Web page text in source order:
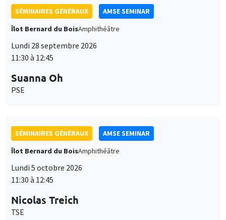
SÉMINAIRES GÉNÉRAUX
AMSE SEMINAR
Îlot Bernard du BoisAmphithéâtre
Lundi 28 septembre 2026
11:30 à 12:45
Suanna Oh
PSE
SÉMINAIRES GÉNÉRAUX
AMSE SEMINAR
Îlot Bernard du BoisAmphithéâtre
Lundi 5 octobre 2026
11:30 à 12:45
Nicolas Treich
TSE